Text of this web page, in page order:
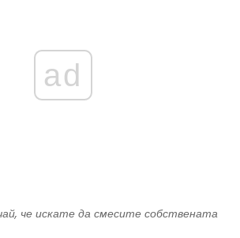
ad
че искате да смесите собствената